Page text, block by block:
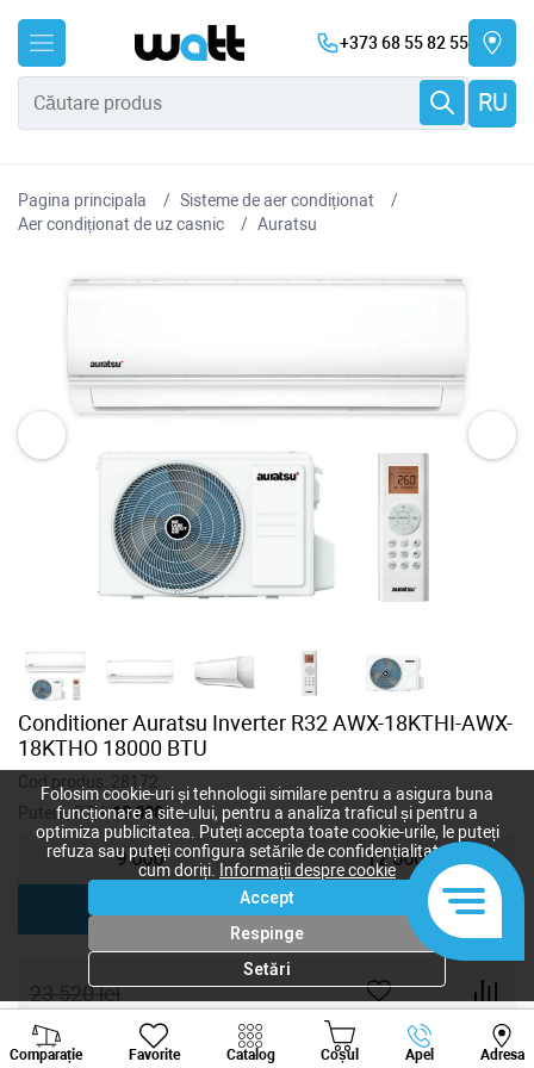
+373 68 55 82 55
RU
Pagina principala
Sisteme de aer condiționat
Aer condiționat de uz casnic
Auratsu
Conditioner Auratsu Inverter R32 AWX-18KTHI-AWX-
18KTHO 18000 BTU
Cod produs: 28172
Putere, BTU:18 000
9 000 12 000
23 520lei
11 760 lei
Comparație Favorite Catalog Coșul Apel Adresa
Viber Whatsapp
Folosim cookie-uri și tehnologii similare pentru a asigura buna
funcționare a site-ului, pentru a analiza traficul și pentru a
optimiza publicitatea. Puteți accepta toate cookie-urile, le puteți
refuza sau puteți configura setările de confidențialitate după
cum doriți.
Informații despre cookie
Accept
Respinge
Setări